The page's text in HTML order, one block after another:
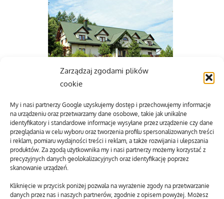
Zarządzaj zgodami plików
cookie
My i nasi partnerzy Google uzyskujemy dostęp i przechowujemy informacje
na urządzeniu oraz przetwarzamy dane osobowe, takie jak unikalne
identyfikatory i standardowe informacje wysyłane przez urządzenie czy dane
przeglądania w celu wyboru oraz tworzenia profilu spersonalizowanych treści
i reklam, pomiaru wydajności treści i reklam, a także rozwijania i ulepszania
produktów. Za zgodą użytkownika my i nasi partnerzy możemy korzystać z
precyzyjnych danych geolokalizacyjnych oraz identyfikację poprzez
skanowanie urządzeń.
Kliknięcie w przycisk poniżej pozwala na wyrażenie zgody na przetwarzanie
danych przez nas i naszych partnerów, zgodnie z opisem powyżej. Możesz